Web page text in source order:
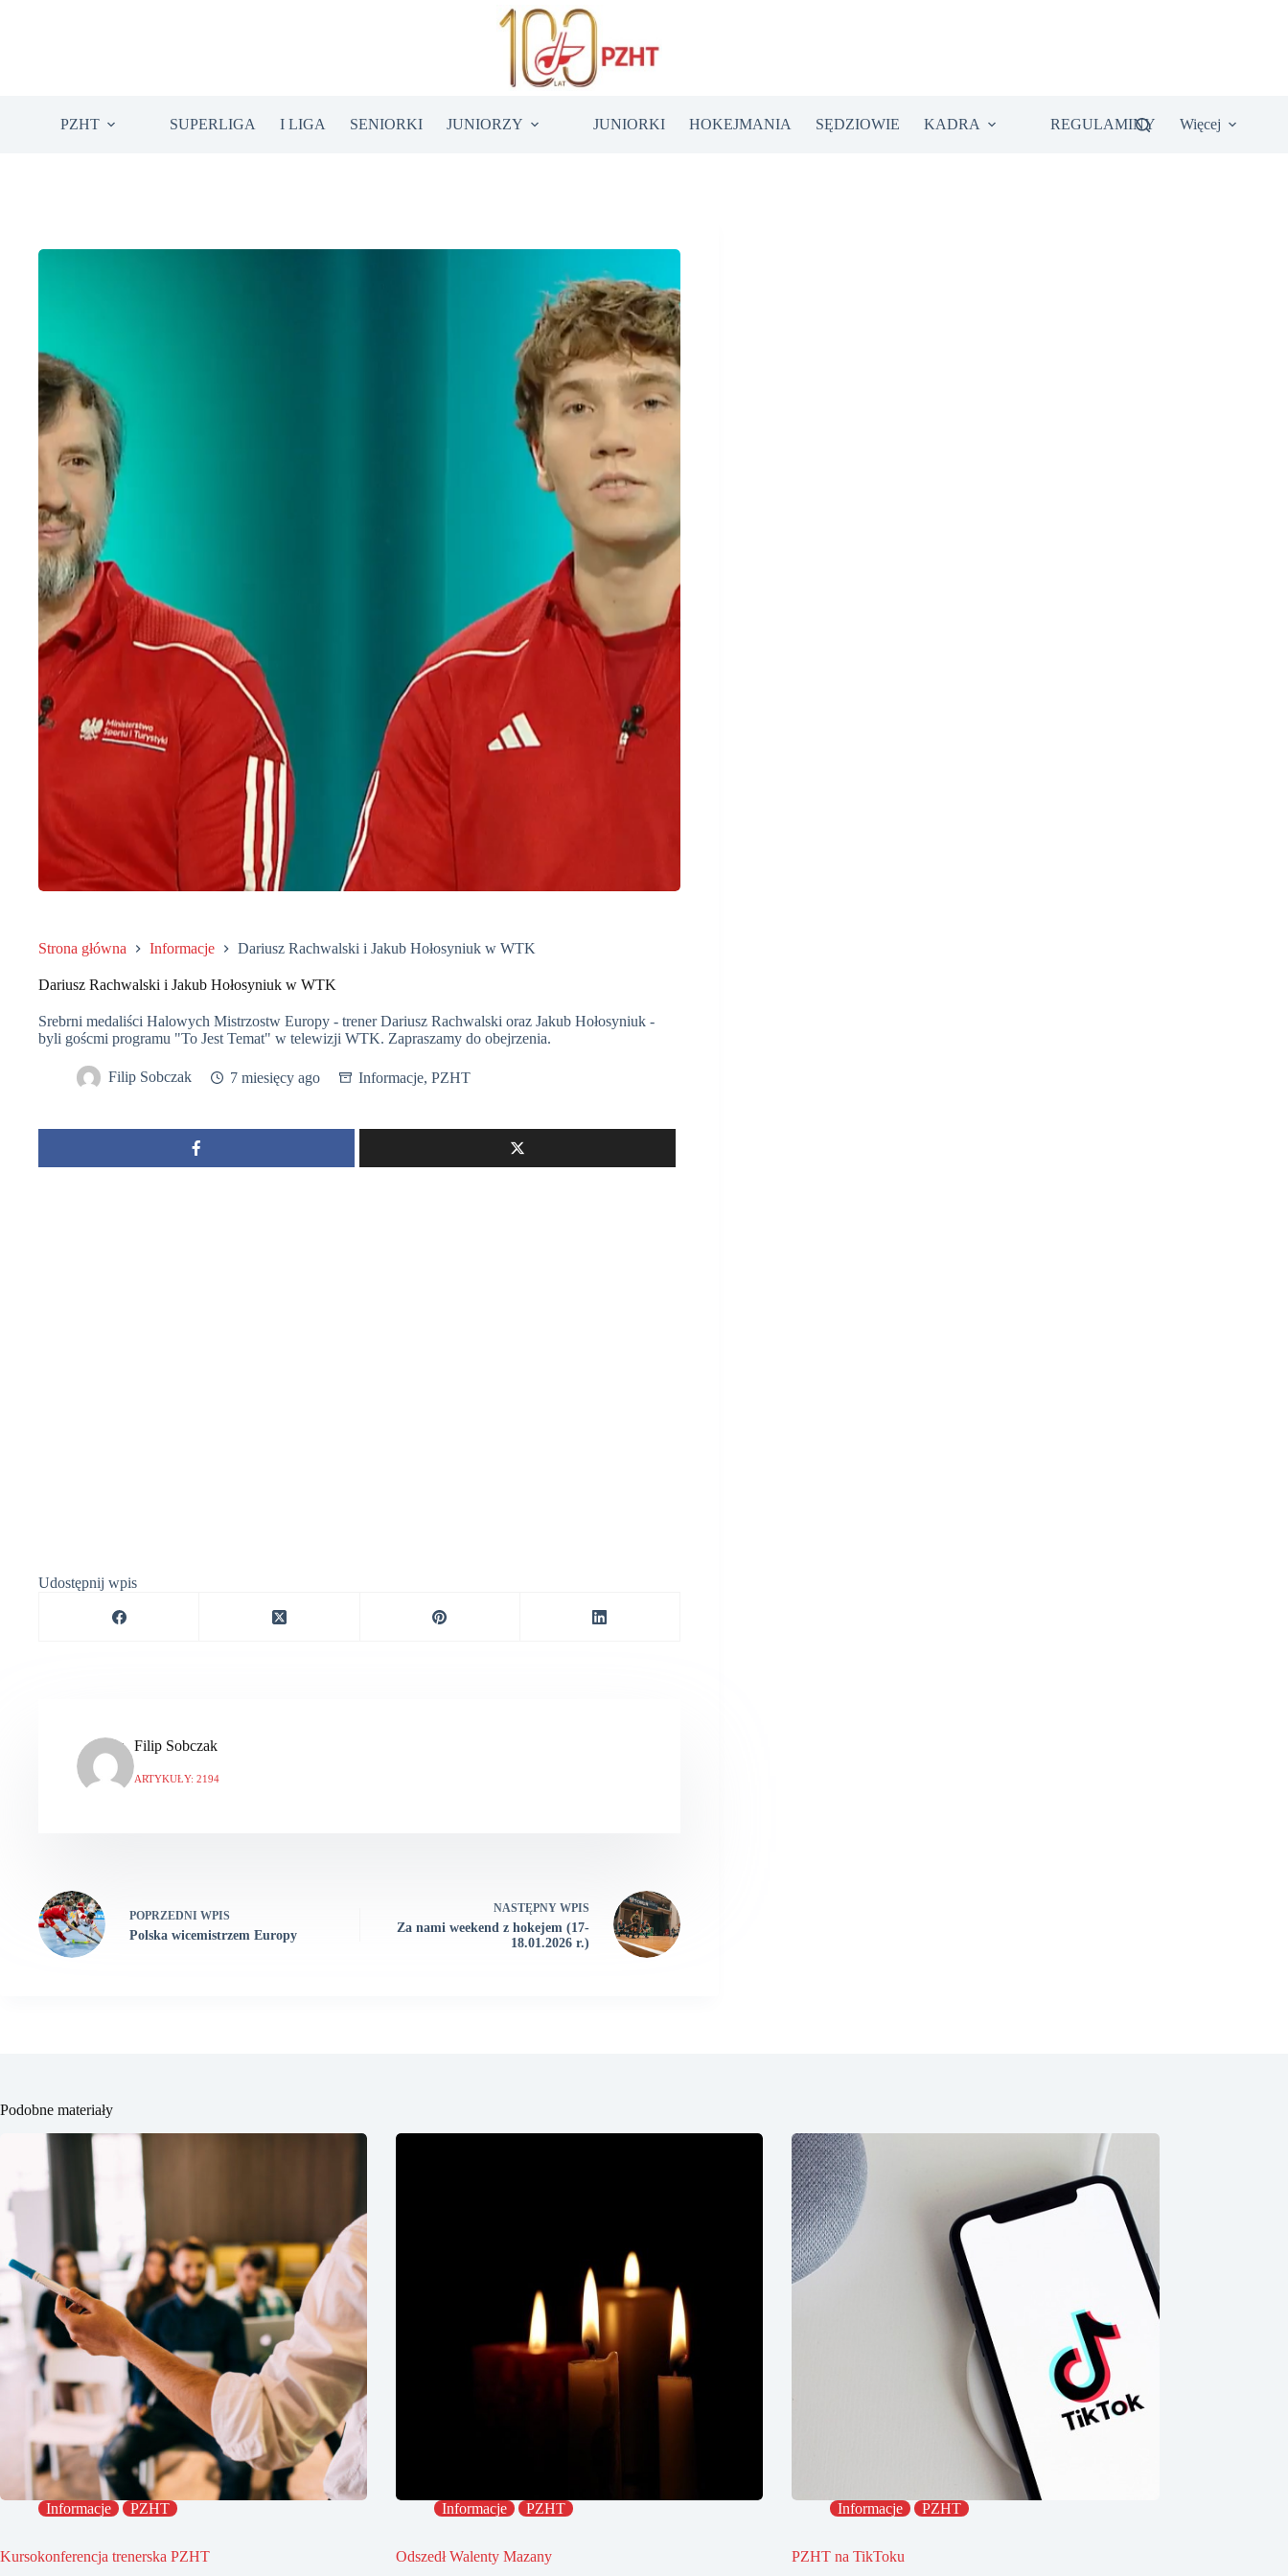
PZHT SUPERLIGA I LIGA SENIORKI JUNIORZY JUNIORKI HOKEJMANIA SĘDZIOWIE KADRA REGULAMINY Więcej
Strona główna Informacje Dariusz Rachwalski i Jakub Hołosyniuk w WTK
Dariusz Rachwalski i Jakub Hołosyniuk w WTK
Srebrni medaliści Halowych Mistrzostw Europy - trener Dariusz Rachwalski oraz Jakub Hołosyniuk -
byli goścmi programu "To Jest Temat" w telewizji WTK. Zapraszamy do obejrzenia.
Filip Sobczak 7 miesięcy ago Informacje, PZHT
Udostępnij wpis
Filip Sobczak
ARTYKUŁY: 2194
POPRZEDNI WPIS
Polska wicemistrzem Europy
NASTĘPNY WPIS
Za nami weekend z hokejem (17-
18.01.2026 r.)
Podobne materiały
Informacje PZHT
Kursokonferencja trenerska PZHT
Informacje PZHT
Odszedł Walenty Mazany
Informacje PZHT
PZHT na TikToku